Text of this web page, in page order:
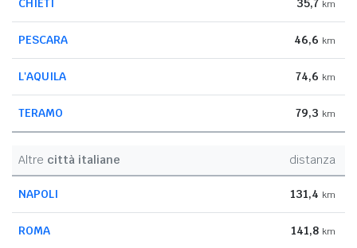
CHIETI 35,7 km
PESCARA 46,6 km
L'AQUILA 74,6 km
TERAMO 79,3 km
Altre città italiane distanza
NAPOLI 131,4 km
ROMA 141,8 km